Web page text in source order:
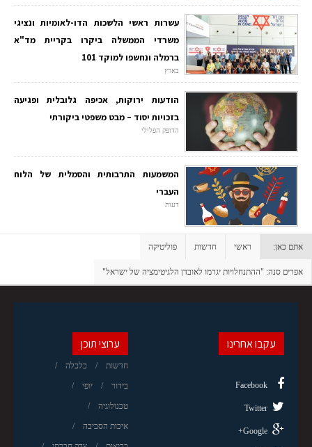
עשרות ראשי הלשכות הדו-לאומיות ונציגי
משרדי הממשלה ביקרו בקריית מד"א
ברמלה ונחשפו למוקד 101
בארץ
הודעות ירוקות, אכיפה גלובלית ופגיעה
בזכויות יסוד – מבט משפטי ביקורתי
הדופק הפלילי
המשמעות התרבותית והסמלית של הלוח
העברי
דעות
אתם כאן: ראשי חדשות פוליטיקה
אפרים סנה: "ההתנחלויות יגרמו לאובדן הלגיטימציה של ישראל"
ערוצי תוכן
חדשות כלכלה
בידור יופי
טכנולוגיה
איכות הסביבה
עקבו אחרינו
Facebook
Twitter
Google+